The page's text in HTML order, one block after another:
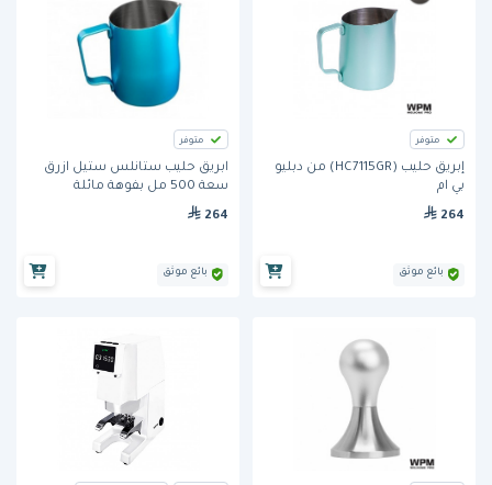
متوفر
إبريق حليب (HC7115GR) من دبليو
بي ام
264
بائع موثق
متوفر
ابريق حليب ستانلس ستيل ازرق
سعة 500 مل بفوهة مائلة
264
بائع موثق